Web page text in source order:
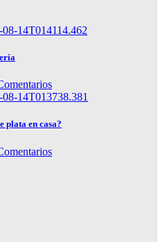
plata en casa?